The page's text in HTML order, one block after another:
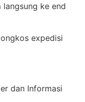
ke end
expedisi
dan Informasi